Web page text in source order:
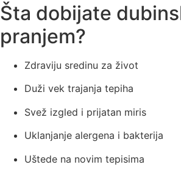
Šta dobijate
pranjem?
Zdraviju sredinu za život
Duži vek trajanja tepiha
Svež izgled i prijatan miris
Uklanjanje alergena i bakterija
Uštede na novim tepisima